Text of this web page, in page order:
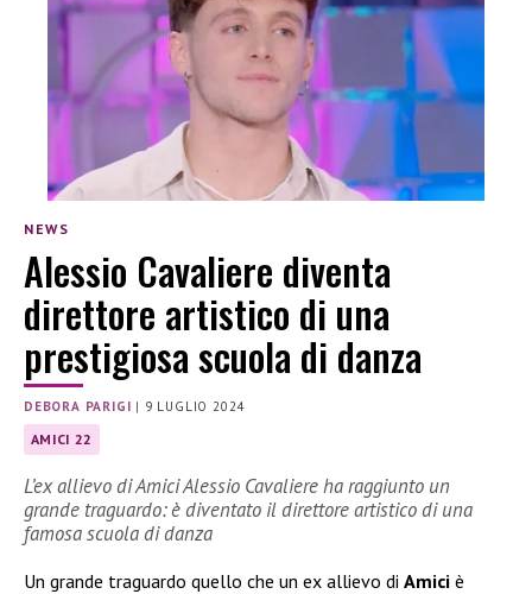
NEWS
Alessio Cavaliere diventa
direttore artistico di una
prestigiosa scuola di danza
DEBORA PARIGI | 9 LUGLIO 2024
AMICI 22
L’ex allievo di Amici Alessio Cavaliere ha raggiunto un
grande traguardo: è diventato il direttore artistico di una
famosa scuola di danza
Un grande traguardo quello che un ex allievo di Amici è